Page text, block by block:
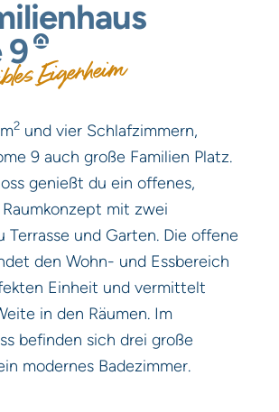
9
Eigenheim
2 und vier Schlafzimmern,
9 auch große Familien Platz.
genießt du ein offenes,
mit zwei
Terrasse und Garten. Die offene
den Wohn- und Essbereich
Einheit und vermittelt
in den Räumen. Im
befinden sich drei große
modernes Badezimmer.